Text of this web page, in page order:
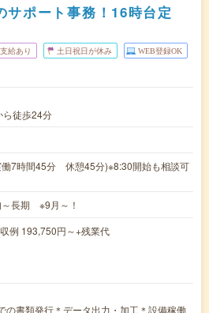
サポート事務！16時台定
給あり 土日祝日が休み WEB登録OK
ら徒歩24分
7時間45分 休憩45分)※8:30開始も相談可
長期 ※9月～！
例 193,750円～+残業代
の書類発行＊データ出力・加工＊設備稼働